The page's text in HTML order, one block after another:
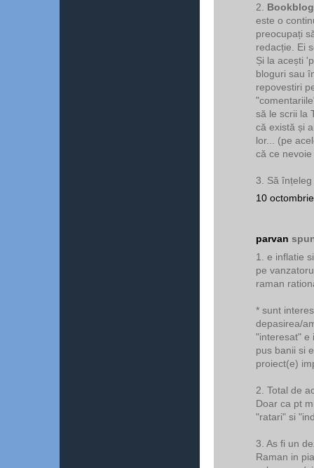
2.
este o
preocupați
redacție. Ei
Și la acești
bloguri sau
repovestiri
să le scrii la
că există și
lor... (pe
că ce
3. Să
10
parvan
1. e inflatie
pe
raman
* sunt
depasirea/
"interesat" e
pus banii si
proiect(e)
2. Total de
Doar ca pt
"ratari" si
3. As fi un
Raman in